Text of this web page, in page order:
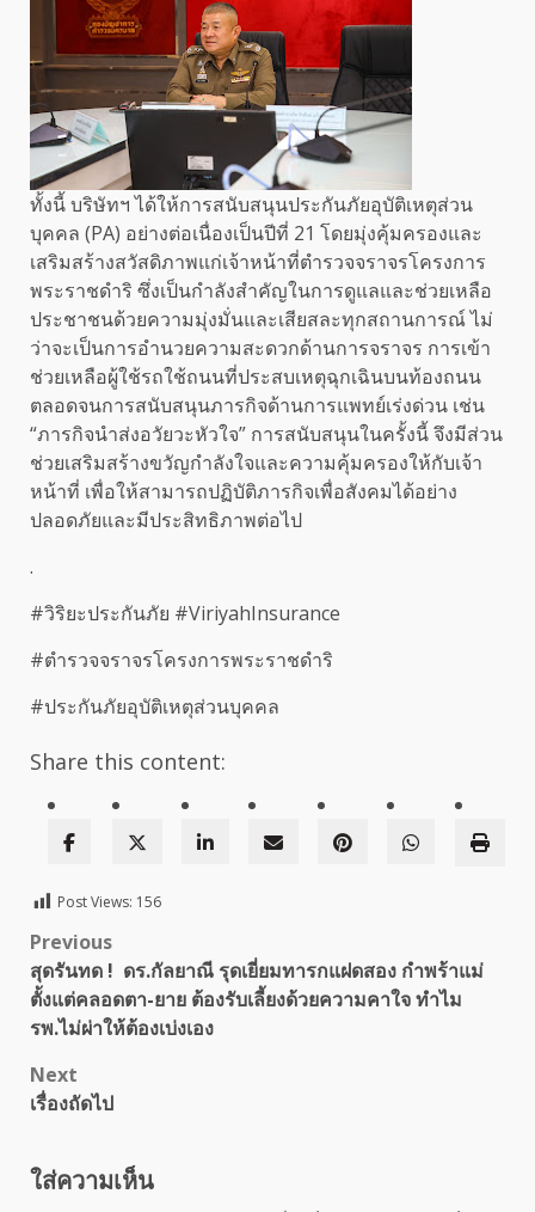
ทั้งนี้ บริษัทฯ ได้ให้การสนับสนุนประกันภัยอุบัติเหตุส่วน
บุคคล (PA) อย่างต่อเนื่องเป็นปีที่ 21 โดยมุ่งคุ้มครองและ
เสริมสร้างสวัสดิภาพแก่เจ้าหน้าที่ตำรวจจราจรโครงการ
พระราชดำริ ซึ่งเป็นกำลังสำคัญในการดูแลและช่วยเหลือ
ประชาชนด้วยความมุ่งมั่นและเสียสละทุกสถานการณ์ ไม่
ว่าจะเป็นการอำนวยความสะดวกด้านการจราจร การเข้า
ช่วยเหลือผู้ใช้รถใช้ถนนที่ประสบเหตุฉุกเฉินบนท้องถนน
ตลอดจนการสนับสนุนภารกิจด้านการแพทย์เร่งด่วน เช่น
“ภารกิจนำส่งอวัยวะหัวใจ” การสนับสนุนในครั้งนี้ จึงมีส่วน
ช่วยเสริมสร้างขวัญกำลังใจและความคุ้มครองให้กับเจ้า
หน้าที่ เพื่อให้สามารถปฏิบัติภารกิจเพื่อสังคมได้อย่าง
ปลอดภัยและมีประสิทธิภาพต่อไป
.
#วิริยะประกันภัย #ViriyahInsurance
#ตำรวจจราจรโครงการพระราชดำริ
#ประกันภัยอุบัติเหตุส่วนบุคคล
Share this content:
Post Views: 156
Post
navigation
Previous
สุดรันทด ! ดร.กัลยาณี รุดเยี่ยมทารกแฝดสอง กำพร้าแม่
ตั้งแต่คลอดตา-ยาย ต้องรับเลี้ยงด้วยความคาใจ ทำไม
รพ.ไม่ผ่าให้ต้องเบ่งเอง
Next
เรื่องถัดไป
ใส่ความเห็น